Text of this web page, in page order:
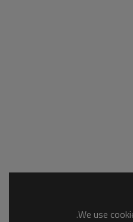
We use